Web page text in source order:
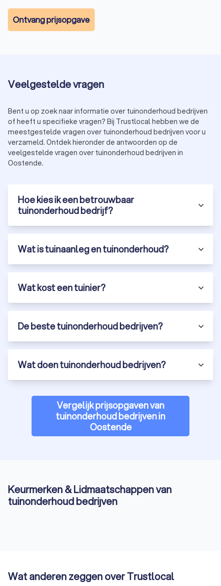
Ontvang prijsopgave
Veelgestelde vragen
Bent u op zoek naar informatie over tuinonderhoud bedrijven
of heeft u specifieke vragen? Bij Trustlocal hebben we de
meestgestelde vragen over tuinonderhoud bedrijven voor u
verzameld. Ontdek hieronder de antwoorden op de
veelgestelde vragen over tuinonderhoud bedrijven in
Oostende.
Hoe kies ik een betrouwbaar
tuinonderhoud bedrijf?
Wat is tuinaanleg en tuinonderhoud?
Wat kost een tuinier?
De beste tuinonderhoud bedrijven?
Wat doen tuinonderhoud bedrijven?
Vergelijk prijsopgaven van
tuinonderhoud bedrijven in
Oostende
Keurmerken & Lidmaatschappen van
tuinonderhoud bedrijven
Wat anderen zeggen over Trustlocal